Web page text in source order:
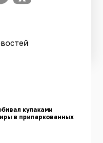
кулаками
в припаркованных